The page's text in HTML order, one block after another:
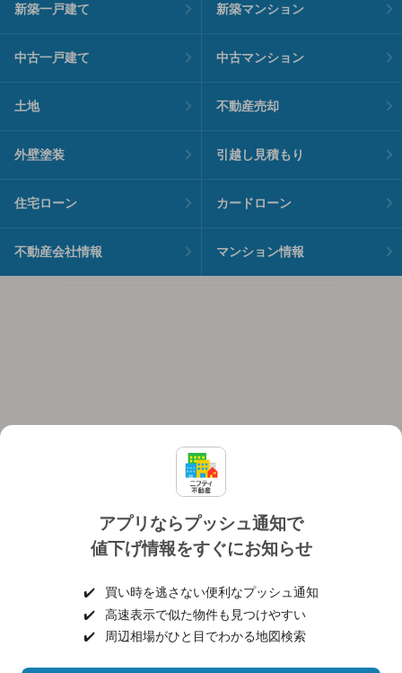
アプリならプッシュ通知で
値下げ情報をすぐにお知らせ
✔️
買い時を逃さない便利なプッシュ通知
✔️
高速表示で似た物件も見つけやすい
✔️
周辺相場がひと目でわかる地図検索
新築一戸建て 新築マンション
中古一戸建て 中古マンション
土地 不動産売却
外壁塗装 引越し見積もり
住宅ローン カードローン
不動産会社情報 マンション情報
個人情報保護ポリシー 利用規約
ヘルプ・お問い合わせ 採用情報